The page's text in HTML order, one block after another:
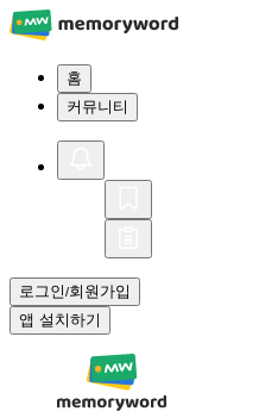
홈
커뮤니티
로그인/회원가입
앱 설치하기